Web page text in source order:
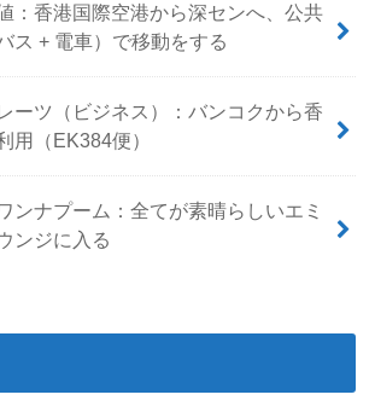
：香港国際空港から深センへ、公共
ス + 電車）で移動をする
ーツ（ビジネス）：バンコクから香
用（EK384便）
ンナプーム：全てが素晴らしいエミ
ンジに入る